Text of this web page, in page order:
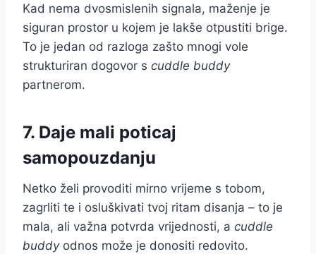
Kad nema dvosmislenih signala, maženje je
siguran prostor u kojem je lakše otpustiti brige.
To je jedan od razloga zašto mnogi vole
strukturiran dogovor s cuddle buddy
partnerom.
7. Daje mali poticaj
samopouzdanju
Netko želi provoditi mirno vrijeme s tobom,
zagrliti te i osluškivati tvoj ritam disanja – to je
mala, ali važna potvrda vrijednosti, a cuddle
buddyodnos može je donositi redovito.